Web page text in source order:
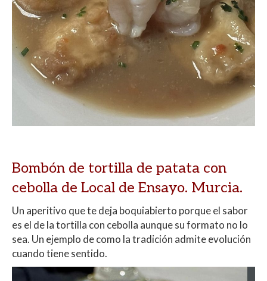
Bombón de tortilla de patata con
cebolla de Local de Ensayo. Murcia.
Un aperitivo que te deja boquiabierto porque el sabor
es el de la tortilla con cebolla aunque su formato no lo
sea. Un ejemplo de como la tradición admite evolución
cuando tiene sentido.